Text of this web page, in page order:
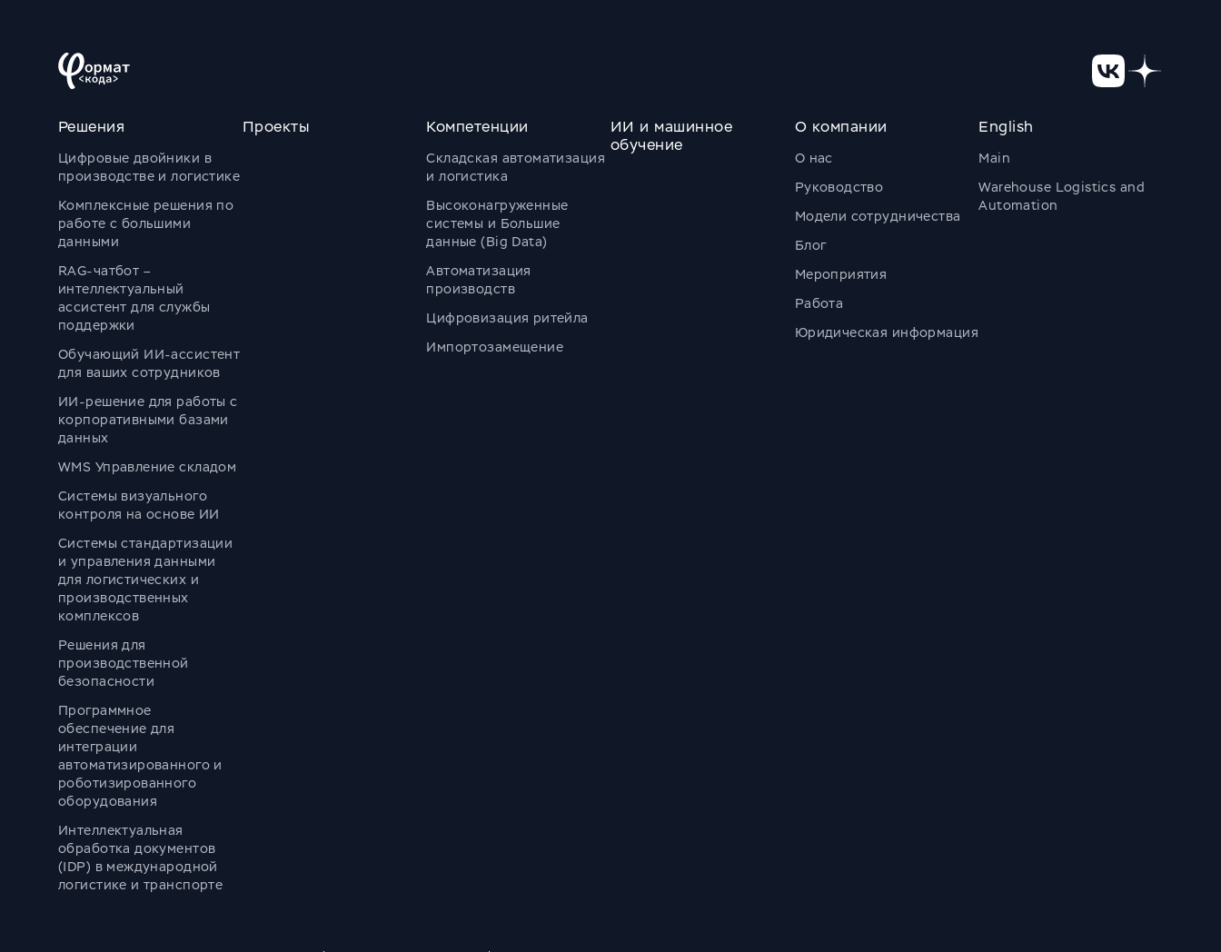
Решения
Цифровые двойники в
производстве и логистике
Комплексные решения по
работе с большими
данными
RAG-чатбот –
интеллектуальный
ассистент для службы
поддержки
Обучающий ИИ-ассистент
для ваших сотрудников
ИИ-решение для работы с
корпоративными базами
данных
WMS Управление складом
Системы визуального
контроля на основе ИИ
Системы стандартизации
и управления данными
для логистических и
производственных
комплексов
Решения для
производственной
безопасности
Программное
обеспечение для
интеграции
автоматизированного и
роботизированного
оборудования
Интеллектуальная
обработка документов
(IDP) в международной
логистике и транспорте
Проекты Компетенции
Складская автоматизация
и логистика
Высоконагруженные
системы и Большие
данные (Big Data)
Автоматизация
производств
Цифровизация ритейла
Импортозамещение
ИИ и машинное
обучение
О компании
О нас
Руководство
Модели сотрудничества
Блог
Мероприятия
Работа
Юридическая информация
English
Main
Warehouse Logistics and
Automation